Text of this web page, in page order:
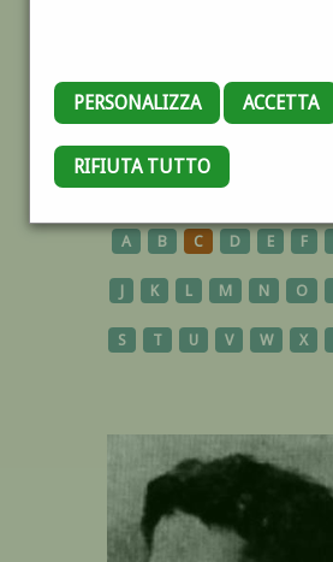
PERSONALIZZA ACCETTA
RIFIUTA TUTTO
AUTORI
A B C D E F
J K L M N O
S T U V W X